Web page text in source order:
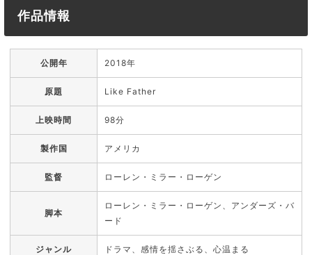
作品情報
公開年 2018年
原題 Like Father
上映時間 98分
製作国 アメリカ
監督 ローレン・ミラー・ローゲン
脚本
ローレン・ミラー・ローゲン、アンダーズ・バ
ード
ジャンル ドラマ、感情を揺さぶる、心温まる